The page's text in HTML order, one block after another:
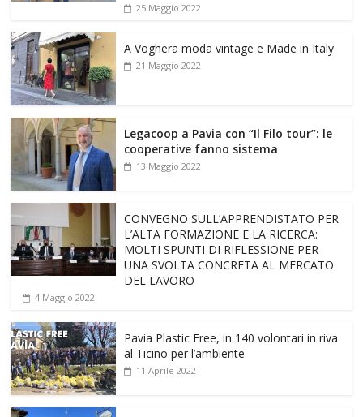
25 Maggio 2022
A Voghera moda vintage e Made in Italy
21 Maggio 2022
Legacoop a Pavia con “Il Filo tour”: le
cooperative fanno sistema
13 Maggio 2022
CONVEGNO SULL’APPRENDISTATO PER
L’ALTA FORMAZIONE E LA RICERCA:
MOLTI SPUNTI DI RIFLESSIONE PER
UNA SVOLTA CONCRETA AL MERCATO
DEL LAVORO
4 Maggio 2022
Pavia Plastic Free, in 140 volontari in riva
al Ticino per l’ambiente
11 Aprile 2022